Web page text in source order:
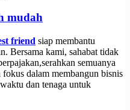
mudah
friend siap membantu
Bersama kami, sahabat tidak
semuanya
fokus dalam membangun bisnis
dan tenaga untuk